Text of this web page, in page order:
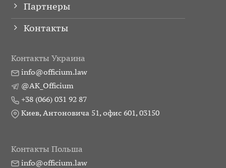
Партнеры
Контакты
Контакты Украина
info@officium.law
@AK_Officium
+38 (066) 031 92 87
Киев, Антоновича 51, офис 601, 03150
Контакты Польша
info@officium.law